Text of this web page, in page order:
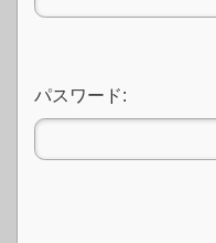
パスワード: